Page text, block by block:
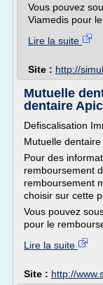
Vous pouvez
Viamedis pour
Lire la suite
Site : http://
Mutuelle
dentaire
Defiscalisation
Mutuelle
Pour des
remboursement
remboursement
choisir sur cette
Vous pouvez
pour le
Lire la suite
Site : http://